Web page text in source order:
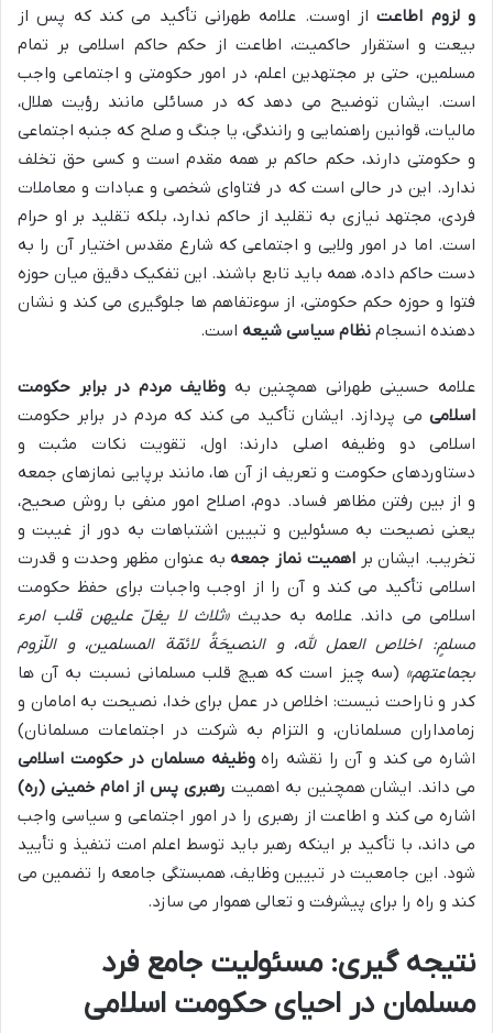
و لزوم اطاعتاز اوست. علامه طهرانی تأکید می کند که پس از
بیعت و استقرار حاکمیت، اطاعت از حکم حاکم اسلامی بر تمام
مسلمین، حتی بر مجتهدین اعلم، در امور حکومتی و اجتماعی واجب
است. ایشان توضیح می دهد که در مسائلی مانند رؤیت هلال،
مالیات، قوانین راهنمایی و رانندگی، یا جنگ و صلح که جنبه اجتماعی
و حکومتی دارند، حکم حاکم بر همه مقدم است و کسی حق تخلف
ندارد. این در حالی است که در فتاوای شخصی و عبادات و معاملات
فردی، مجتهد نیازی به تقلید از حاکم ندارد، بلکه تقلید بر او حرام
است. اما در امور ولایی و اجتماعی که شارع مقدس اختیار آن را به
دست حاکم داده، همه باید تابع باشند. این تفکیک دقیق میان حوزه
فتوا و حوزه حکم حکومتی، از سوءتفاهم ها جلوگیری می کند و نشان
دهنده انسجام نظام سیاسی شیعه است.
علامه حسینی طهرانی همچنین به وظایف مردم در برابر حکومت
اسلامی می پردازد. ایشان تأکید می کند که مردم در برابر حکومت
اسلامی دو وظیفه اصلی دارند: اول، تقویت نکات مثبت و
دستاوردهای حکومت و تعریف از آن ها، مانند برپایی نمازهای جمعه
و از بین رفتن مظاهر فساد. دوم، اصلاح امور منفی با روش صحیح،
یعنی نصیحت به مسئولین و تبیین اشتباهات به دور از غیبت و
تخریب. ایشان براهمیت نماز جمعه به عنوان مظهر وحدت و قدرت
اسلامی تأکید می کند و آن را از اوجب واجبات برای حفظ حکومت
اسلامی می داند. علامه به حدیث«ثلاث لا یغلّ علیهن قلب امرء
مسلمٍ: اخلاص العمل لله، و النصیحَةُ لائمّة المسلمین، و اللّزوم
بجماعتهم» (سه چیز است که هیچ قلب مسلمانی نسبت به آن ها
کدر و ناراحت نیست: اخلاص در عمل برای خدا، نصیحت به امامان و
زمامداران مسلمانان، و التزام به شرکت در اجتماعات مسلمانان)
اشاره می کند و آن را نقشه راهوظیفه مسلمان در حکومت اسلامی
می داند. ایشان همچنین به اهمیت رهبری پس از امام خمینی (ره)
اشاره می کند و اطاعت از رهبری را در امور اجتماعی و سیاسی واجب
می داند، با تأکید بر اینکه رهبر باید توسط اعلم امت تنفیذ و تأیید
شود. این جامعیت در تبیین وظایف، همبستگی جامعه را تضمین می
کند و راه را برای پیشرفت و تعالی هموار می سازد.
نتیجه گیری: مسئولیت جامع فرد
مسلمان در احیای حکومت اسلامی